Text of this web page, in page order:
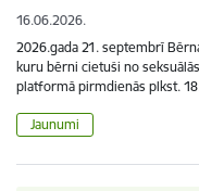
16.06.2026.
2026.gada 21. septembrī
kuru bērni cietuši no
platformā pirmdienās plkst.
Jaunumi